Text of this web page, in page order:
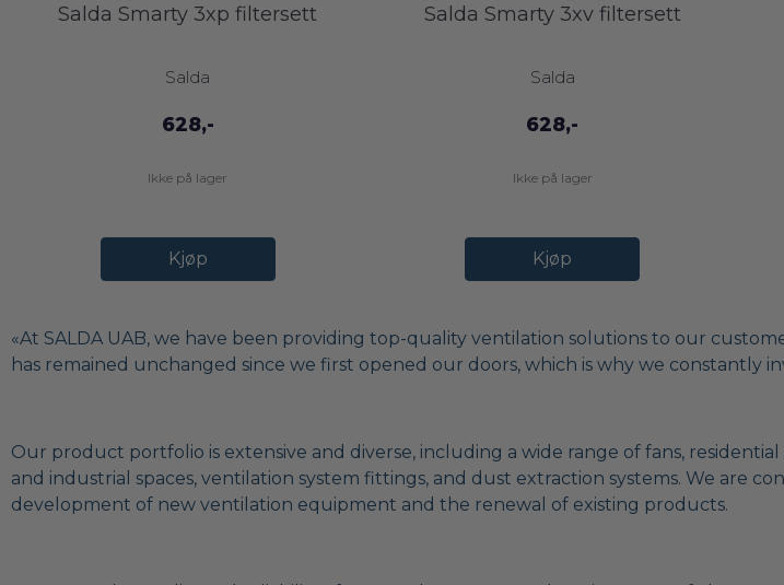
Salda Smarty 3xp filtersett
Salda
628,-
Ikke på lager
Kjøp
Salda Smarty 3xv filtersett
Salda
628,-
Ikke på lager
Kjøp
«At SALDA UAB, we have been providing top-quality ventilation solutions to our
has remained unchanged since we first opened our doors, which is why we
Our product portfolio is extensive and diverse, including a wide range of fans,
and industrial spaces, ventilation system fittings, and dust extraction systems. We are
development of new ventilation equipment and the renewal of existing products.